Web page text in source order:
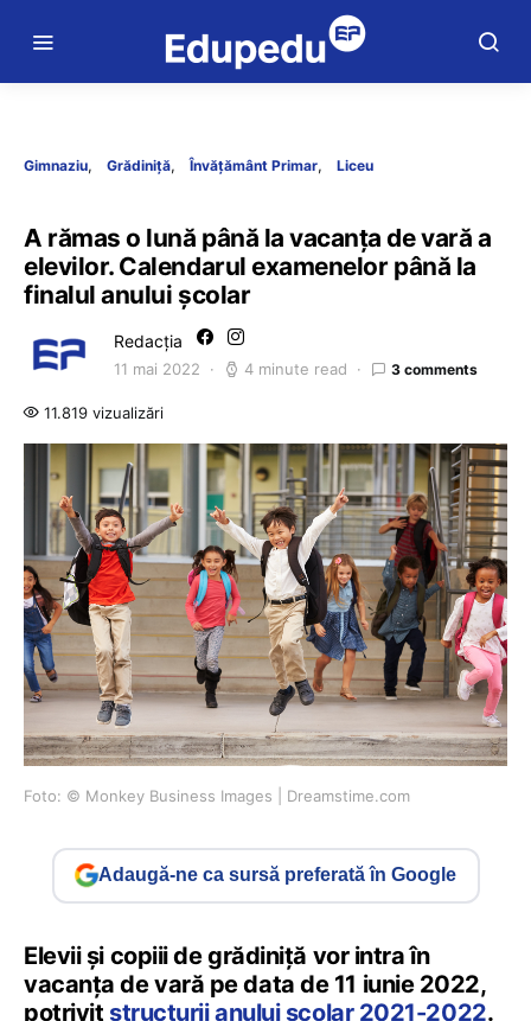
Gimnaziu Grădiniță Învățământ Primar Liceu
A rămas o lună până la vacanța de vară a
elevilor. Calendarul examenelor până la
finalul anului școlar
Redacția
11 mai 2022 4 minute read 3 comments
11.819 vizualizări
Foto: © Monkey Business Images | Dreamstime.com
Adaugă-ne ca sursă preferată în Google
Elevii și copiii de grădiniță vor intra în
vacanța de vară pe data de 11 iunie 2022,
potrivit structurii anului școlar 2021-2022.